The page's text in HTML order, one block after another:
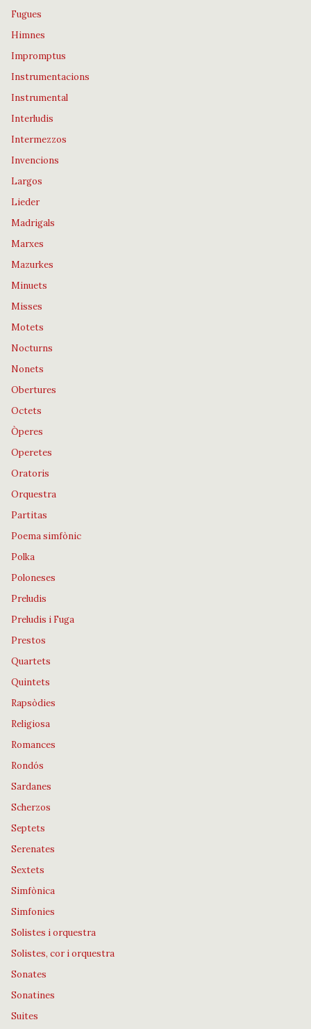
Fugues
Himnes
Impromptus
Instrumentacions
Instrumental
Interludis
Intermezzos
Invencions
Largos
Lieder
Madrigals
Marxes
Mazurkes
Minuets
Misses
Motets
Nocturns
Nonets
Obertures
Octets
Òperes
Operetes
Oratoris
Orquestra
Partitas
Poema simfònic
Polka
Poloneses
Preludis
Preludis i Fuga
Prestos
Quartets
Quintets
Rapsòdies
Religiosa
Romances
Rondós
Sardanes
Scherzos
Septets
Serenates
Sextets
Simfònica
Simfonies
Solistes i orquestra
Solistes, cor i orquestra
Sonates
Sonatines
Suites